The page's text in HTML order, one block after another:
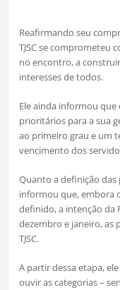
Reafirmando seu
TJSC se comprometeu
no encontro, a
interesses de todos.
Ele ainda informou
prioritários para a sua
ao primeiro grau e um
vencimento dos
Quanto a definição
informou que, embora
definido, a intenção da
dezembro e janeiro, as
TJSC.
A partir dessa etapa,
ouvir as categorias –